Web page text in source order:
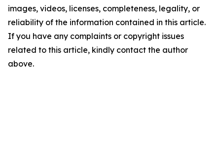
images, videos, licenses, completeness, legality, or
reliability of the information contained in this article.
If you have any complaints or copyright issues
related to this article, kindly contact the author
above.